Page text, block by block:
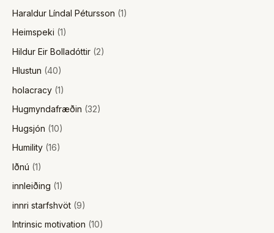
Haraldur Líndal Pétursson (1)
Heimspeki (1)
Hildur Eir Bolladóttir (2)
Hlustun (40)
holacracy (1)
Hugmyndafræðin (32)
Hugsjón (10)
Humility (16)
Iðnú (1)
innleiðing (1)
innri starfshvöt (9)
Intrinsic motivation (10)